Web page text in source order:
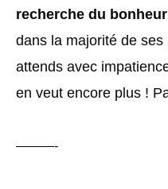
recherche du bonheur
dans la majorité de
attends avec
en veut encore plus !
———-